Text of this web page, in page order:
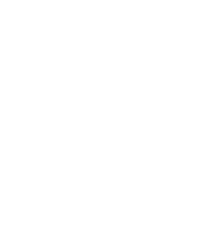
fața locului.